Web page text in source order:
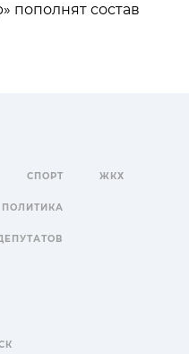
пополнят состав
СПОРТ ЖКХ
ПОЛИТИКА